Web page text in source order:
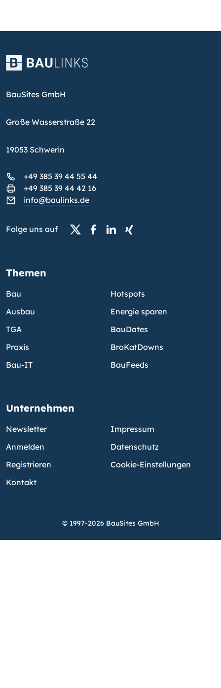
BauSites GmbH
Große Wasserstraße 22
19053 Schwerin
+49 385 39 44 55 44
+49 385 39 44 42 16
info@baulinks.de
Folge uns auf
Themen
Bau
Ausbau
TGA
Praxis
Bau-IT
Hotspots
Energie sparen
BauDates
BroKatDowns
BauFeeds
Unternehmen
Newsletter
Anmelden
Registrieren
Kontakt
Impressum
Datenschutz
Cookie-Einstellungen
© 1997-2026 BauSites GmbH